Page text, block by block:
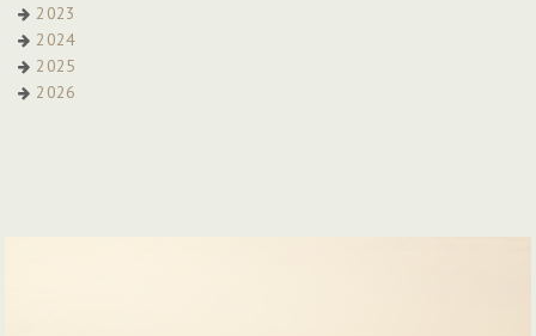
2023
2024
2025
2026